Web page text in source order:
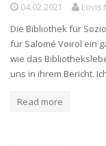
04.02.2021 Lovis
Die Bibliothek für
für Salomé Voirol ein
wie das
uns in ihrem Bericht.
Read more